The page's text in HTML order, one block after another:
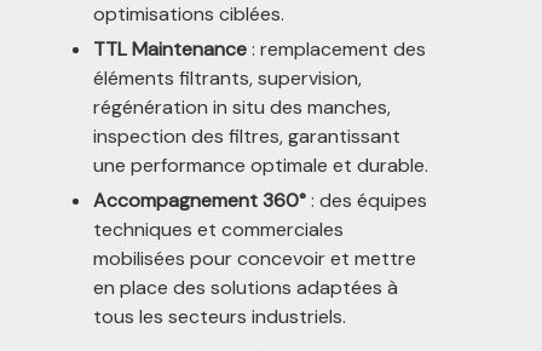
optimisations ciblées.
TTL Maintenance: remplacement des
éléments filtrants, supervision,
régénération in situ des manches,
inspection des filtres, garantissant
une performance optimale et durable.
Accompagnement 360°: des équipes
techniques et commerciales
mobilisées pour concevoir et mettre
en place des solutions adaptées à
tous les secteurs industriels.